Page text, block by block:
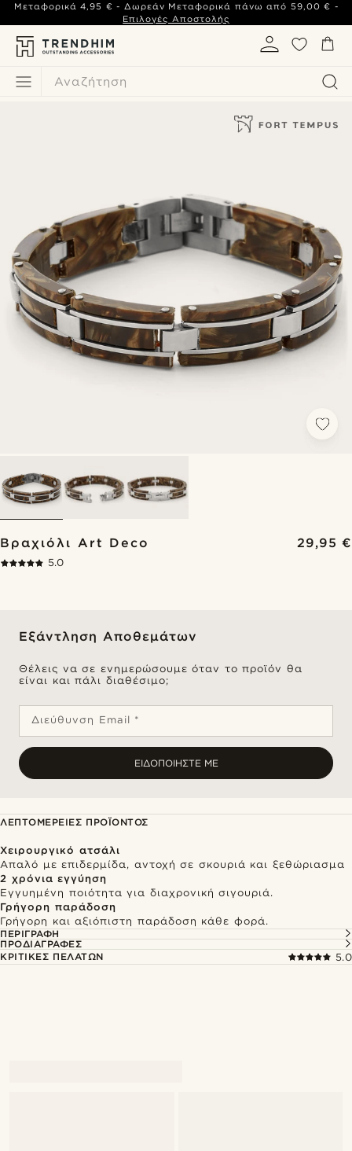
Αναζήτηση
Μεταφορικά 4,95 € - Δωρεάν Μεταφορικά πάνω από 59,00 € -
Επιλογές Αποστολής
Βραχιόλι Art Deco 29,95 €
5.0
Εξάντληση Αποθεμάτων
Θέλεις να σε ενημερώσουμε όταν το προϊόν θα
είναι και πάλι διαθέσιμο;
Διεύθυνση Email *
ΕΙΔΟΠΟΙΉΣΤΕ ΜΕ
ΛΕΠΤΟΜΈΡΕΙΕΣ ΠΡΟΪΌΝΤΟΣ
Χειρουργικό ατσάλι
Απαλό με επιδερμίδα, αντοχή σε σκουριά και ξεθώριασμα
2 χρόνια εγγύηση
Εγγυημένη ποιότητα για διαχρονική σιγουριά.
Γρήγορη παράδοση
Γρήγορη και αξιόπιστη παράδοση κάθε φορά.
ΠΕΡΙΓΡΑΦΉ
ΠΡΟΔΙΑΓΡΑΦΈΣ
ΚΡΙΤΙΚΈΣ ΠΕΛΑΤΏΝ
5.0